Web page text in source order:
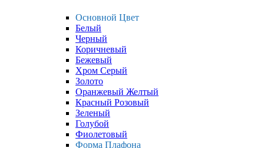
Основной Цвет
Белый
Черный
Коричневый
Бежевый
Хром Серый
Золото
Оранжевый Желтый
Красный Розовый
Зеленый
Голубой
Фиолетовый
Форма Плафона